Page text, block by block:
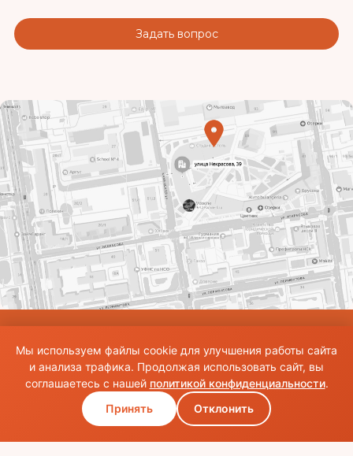
Задать вопрос
ссылки на источник. Все права на изображения и тексты принадлежат их
авторам.Общие правила и публичная оферта
Мы используем файлы cookie для улучшения работы сайта
и анализа трафика. Продолжая использовать сайт, вы
соглашаетесь с нашей политикой конфиденциальности.
Принять
Отклонить